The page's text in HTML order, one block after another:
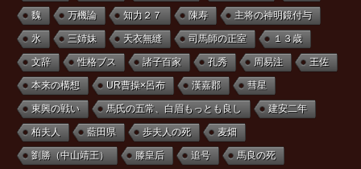
魏 万機論 知力２７ 陳寿 主将の神明鏡付与
氷 三姉妹 天衣無縫 司馬師の正室 １３歳
文辞 性格ブス 諸子百家 孔秀 周易注 王佐
本来の構想 UR曹操×呂布 漢嘉郡 彗星
東興の戦い 馬氏の五常、白眉もっとも良し 建安二年
柏夫人 藍田県 歩夫人の死 麦畑
劉勝（中山靖王） 滕皇后 追号 馬良の死